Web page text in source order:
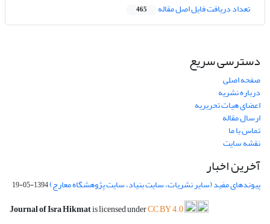
تعداد دریافت فایل اصل مقاله 465
دسترسی سریع
صفحه اصلی
درباره نشریه
اعضای هیات تحریریه
ارسال مقاله
تماس با ما
نقشه سایت
آخرین اخبار
پیوندهای مفید (سایر نشریات، سایت بنیاد، سایت پژوهشگاه معارج)1394-05-19
Journal of Isra Hikmatis licensed underCC BY 4.0